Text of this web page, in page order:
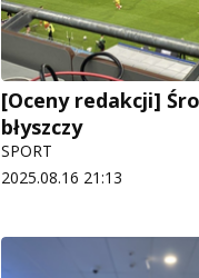
[Oceny redakcji]
błyszczy
SPORT
2025.08.16 21:13